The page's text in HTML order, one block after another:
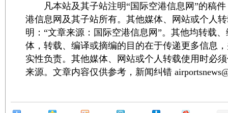
凡本站及其子站注明“国际空港信息网”的稿件
港信息网及其子站所有。其他媒体、网站或个人
明：“文章来源：国际空港信息网”。其他均转载
体，转载、编译或摘编的目的在于传递更多信息
实性负责。其他媒体、网站或个人转载使用时必
来源。文章内容仅供参考，新闻纠错